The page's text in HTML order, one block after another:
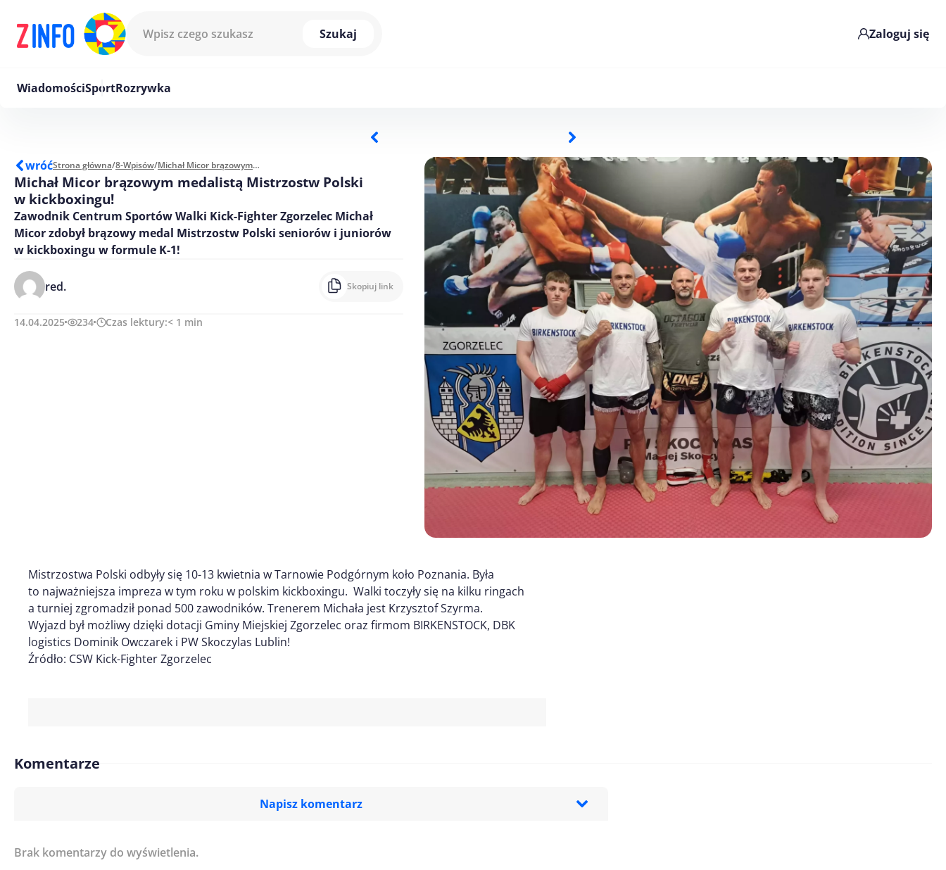
Szukaj
Zaloguj się
WiadomościSportRozrywka
wróćStrona główna/8-Wpisów/ Michał Micor brązowym medalistą Mistrzostw Polski w kickboxingu!
Michał Micor brązowym medalistą Mistrzostw Polski
w kickboxingu!
Zawodnik Centrum Sportów Walki Kick-Fighter Zgorzelec Michał
Micor zdobył brązowy medal Mistrzostw Polski seniorów i juniorów
w kickboxingu w formule K-1!
red. Skopiuj link
14.04.2025 234 Czas lektury:< 1 min
Mistrzostwa Polski odbyły się 10-13 kwietnia w Tarnowie Podgórnym koło Poznania. Była
to najważniejsza impreza w tym roku w polskim kickboxingu. Walki toczyły się na kilku ringach
a turniej zgromadził ponad 500 zawodników. Trenerem Michała jest Krzysztof Szyrma.
Wyjazd był możliwy dzięki dotacji Gminy Miejskiej Zgorzelec oraz firmom BIRKENSTOCK, DBK
logistics Dominik Owczarek i PW Skoczylas Lublin!
Źródło: CSW Kick-Fighter Zgorzelec
Komentarze
Napisz komentarz
Imię/ Nick*
Brak komentarzy do wyświetlenia.